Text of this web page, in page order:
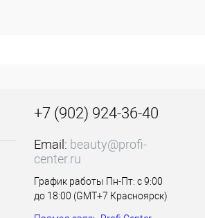
+7 (902) 924-36-40
Email: beauty@profi-
center.ru
График работы Пн-Пт: с 9:00
до 18:00 (GMT+7 Красноярск)